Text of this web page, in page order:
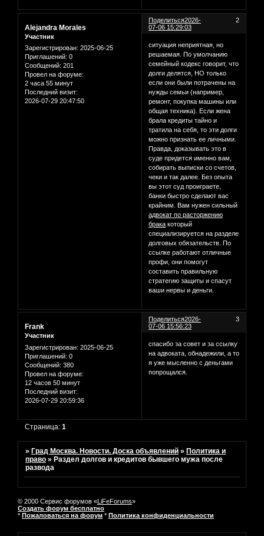
Поделиться 2
2026-
07-06 15:29:03
Alejandra Morales
Участник
Зарегистрирован: 2025-06-25
Приглашений: 0
Сообщений: 201
Провел на форуме:
2 часа 55 минут
Последний визит:
2026-07-29 20:47:50
ситуация неприятная, но
решаемая. По умолчанию
семейный кодекс говорит, что
долги делятся, НО только
если они были потрачены на
нужды семьи (например,
ремонт, покупка машины или
общая техника). Если жена
брала кредиты тайно и
тратила на себя, то эти долги
можно признать ее личными.
Правда, доказывать это в
суде придется именно вам,
собирать выписки со счетов,
чеки и так далее. Без опыта
вы этот суд проиграете,
банки быстро сделают вас
крайним. Вам нужен сильный
адвокат по расторжению
брака который
специализируется на разделе
долговых обязательств. По
ссылке работают отличные
профи, они помогут
составить правильную
стратегию защиты и спасут
ваши нервы и деньги.
Поделиться 3
2026-
07-06 15:56:23
Frank
Участник
Зарегистрирован: 2025-06-25
Приглашений: 0
Сообщений: 380
Провел на форуме:
12 часов 50 минут
Последний визит:
2026-07-29 20:59:36
спасибо за совет и за ссылку
на адвоката, обнадежили, а то
я уже мысленно с деньгами
попрощался.
Страница:1
» Град Москва. Новости. Доска объявлений » Политика и
право » Раздел долгов и кредитов бывшего мужа после
развода
© 2000 Сервис форумов «LiFeForums»
Создать форум бесплатно
* Пожаловаться на форум * Политика конфиденциальности